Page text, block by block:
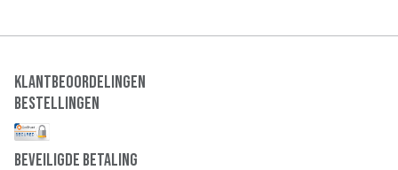
Klantbeoordelingen
Bestellingen
Beveiligde Betaling